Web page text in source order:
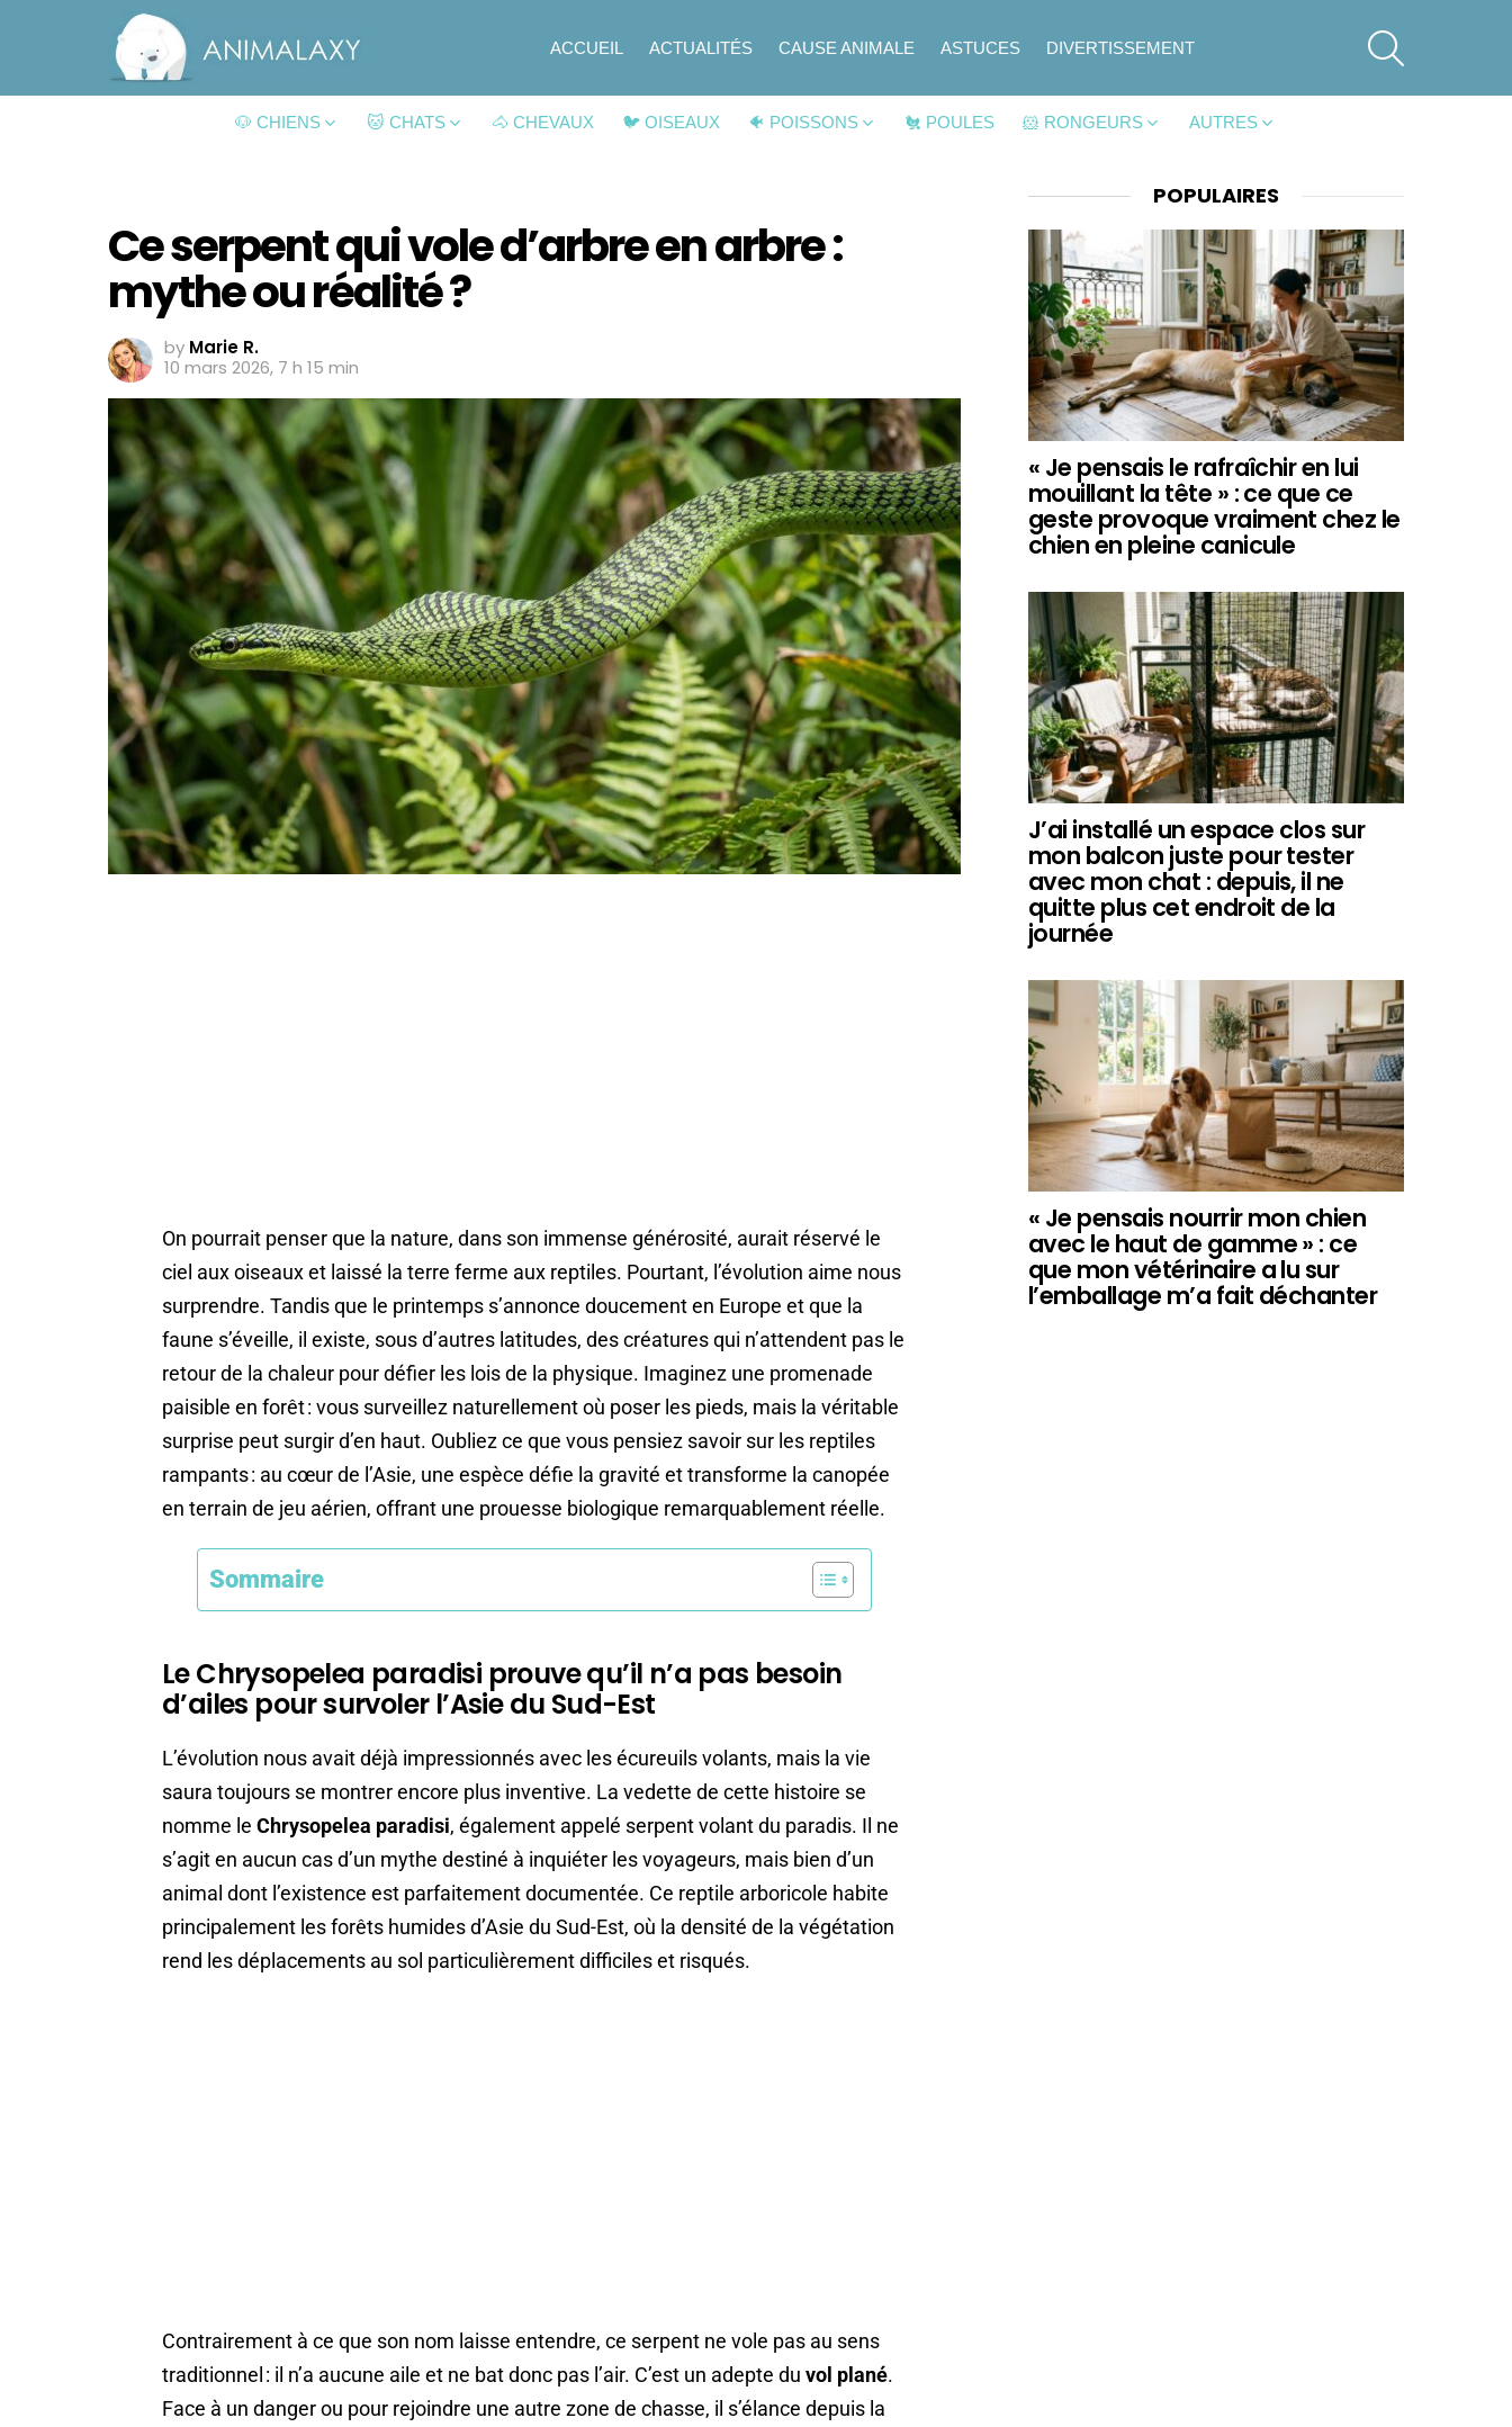
ACCUEIL ACTUALITÉS CAUSE ANIMALE ASTUCES DIVERTISSEMENT
🐶 CHIENS 🐱 CHATS 🐴 CHEVAUX 🐦 OISEAUX 🐠 POISSONS 🐔 POULES 🐹 RONGEURS AUTRES
Ce serpent qui vole d’arbre en arbre :
mythe ou réalité ?
by Marie R.
10 mars 2026, 7 h 15 min
On pourrait penser que la nature, dans son immense générosité, aurait réservé le
ciel aux oiseaux et laissé la terre ferme aux reptiles. Pourtant, l’évolution aime nous
surprendre. Tandis que le printemps s’annonce doucement en Europe et que la
faune s’éveille, il existe, sous d’autres latitudes, des créatures qui n’attendent pas le
retour de la chaleur pour défier les lois de la physique. Imaginez une promenade
paisible en forêt : vous surveillez naturellement où poser les pieds, mais la véritable
surprise peut surgir d’en haut. Oubliez ce que vous pensiez savoir sur les reptiles
rampants : au cœur de l’Asie, une espèce défie la gravité et transforme la canopée
en terrain de jeu aérien, offrant une prouesse biologique remarquablement réelle.
Sommaire
Le Chrysopelea paradisi prouve qu’il n’a pas besoin
d’ailes pour survoler l’Asie du Sud-Est
L’évolution nous avait déjà impressionnés avec les écureuils volants, mais la vie
saura toujours se montrer encore plus inventive. La vedette de cette histoire se
nomme le Chrysopelea paradisi, également appelé serpent volant du paradis. Il ne
s’agit en aucun cas d’un mythe destiné à inquiéter les voyageurs, mais bien d’un
animal dont l’existence est parfaitement documentée. Ce reptile arboricole habite
principalement les forêts humides d’Asie du Sud-Est, où la densité de la végétation
rend les déplacements au sol particulièrement difficiles et risqués.
Contrairement à ce que son nom laisse entendre, ce serpent ne vole pas au sens
traditionnel : il n’a aucune aile et ne bat donc pas l’air. C’est un adepte du vol plané.
Face à un danger ou pour rejoindre une autre zone de chasse, il s’élance depuis la
POPULAIRES
« Je pensais le rafraîchir en lui
mouillant la tête » : ce que ce
geste provoque vraiment chez le
chien en pleine canicule
J’ai installé un espace clos sur
mon balcon juste pour tester
avec mon chat : depuis, il ne
quitte plus cet endroit de la
journée
« Je pensais nourrir mon chien
avec le haut de gamme » : ce
que mon vétérinaire a lu sur
l’emballage m’a fait déchanter